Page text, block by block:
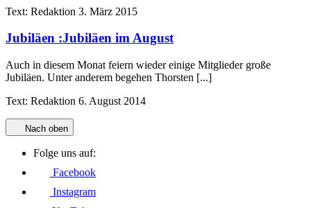
Text: Redaktion 3. März 2015
Jubiläen :Jubiläen im August
Auch in diesem Monat feiern wieder einige Mitglieder große
Jubiläen. Unter anderem begehen Thorsten [...]
Text: Redaktion 6. August 2014
Nach oben
Folge uns auf:
Facebook
Instagram